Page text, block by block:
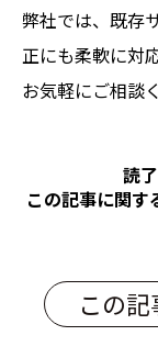
弊社では、既存
正にも柔軟に対
お気軽にご相談
読
この記事に関す
この